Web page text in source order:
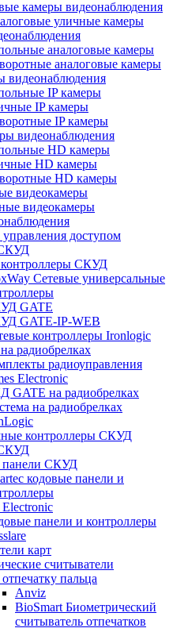
камеры видеонаблюдения
уличные камеры
аналоговые камеры
аналоговые камеры
видеонаблюдения
IP камеры
IP камеры
IP камеры
видеонаблюдения
HD камеры
HD камеры
HD камеры
видеокамеры
видеокамеры
доступом
СКУД
Сетевые универсальные
GATE
GATE-IP-WEB
контроллеры Ironlogic
радиобрелках
радиоуправления
Electronic
GATE на радиобрелках
на радиобрелках
контроллеры СКУД
панели СКУД
кодовые панели и
панели и контроллеры
карт
считыватели
пальца
Anviz
BioSmart Биометрический
считыватель отпечатков